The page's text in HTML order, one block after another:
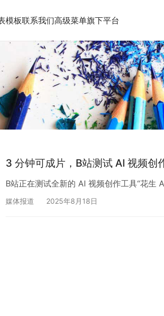
模板联系我们高级菜单旗下平台
3 分钟可成片，B站测试 AI 视频创
B站正在测试全新的 AI 视频创作工具“花生
媒体报道 2025年8月18日